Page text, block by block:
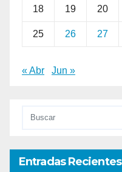
18 19 20
25 26 27
« Abr Jun »
Entradas Recientes